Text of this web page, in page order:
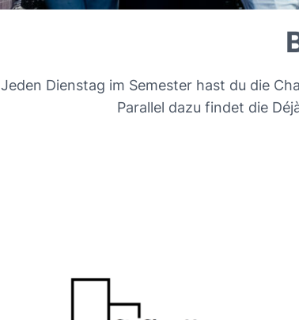
Jeden Dienstag im Semester hast du die
Parallel dazu findet die